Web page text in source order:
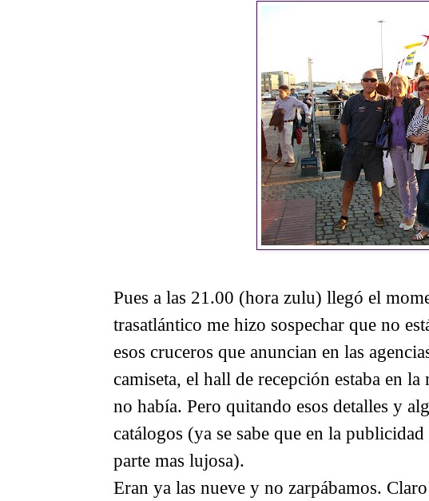
Pues a las 21.00 (hora zulu) llegó el
trasatlántico me hizo sospechar que no
esos cruceros que anuncian en las
camiseta, el hall de recepción estaba en
no había. Pero quitando esos detalles y
catálogos (ya se sabe que en la
parte mas lujosa).
Eran ya las nueve y no zarpábamos.